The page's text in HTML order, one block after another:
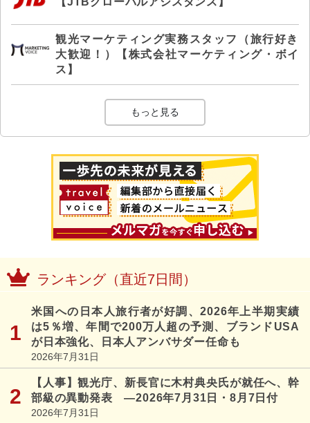
観光マーケティング実務スタッフ（旅行好き
大歓迎！）【株式会社マーケティング・ボイ
ス】
もっと見る
ランキング（直近7日間）
米国への日本人旅行者が好調、2026年上半期実績
は5％増、年間で200万人超の予測、ブランドUSA
が日本強化、日本人アンバサダー任命も
2026年7月31日
【人事】観光庁、新長官に木村典央氏が就任へ、幹
部級の異動発表 ―2026年7月31日・8月7日付
2026年7月31日